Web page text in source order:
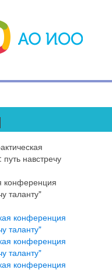
навстречу
конференция
таланту"